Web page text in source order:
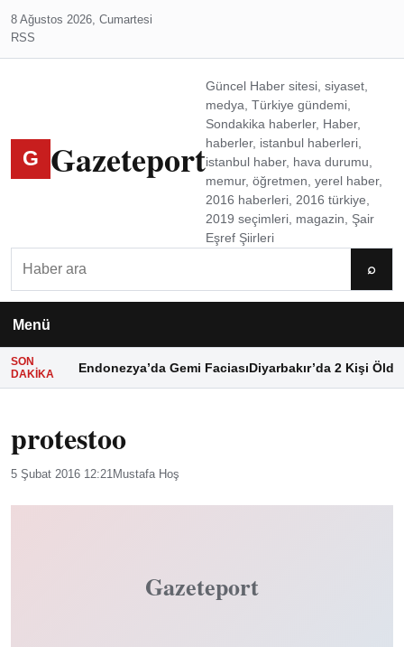
8 Ağustos 2026, Cumartesi
RSS
G Gazeteport
Güncel Haber sitesi, siyaset,
medya, Türkiye gündemi,
Sondakika haberler, Haber,
haberler, istanbul haberleri,
istanbul haber, hava durumu,
memur, öğretmen, yerel haber,
2016 haberleri, 2016 türkiye,
2019 seçimleri, magazin, Şair
Eşref Şiirleri
⌕
Menü
SON
DAKIKA
Endonezya’da Gemi FaciasıDiyarbakır’da 2 Kişi Öldü
protestoo
5 Şubat 2016 12:21Mustafa Hoş
Gazeteport